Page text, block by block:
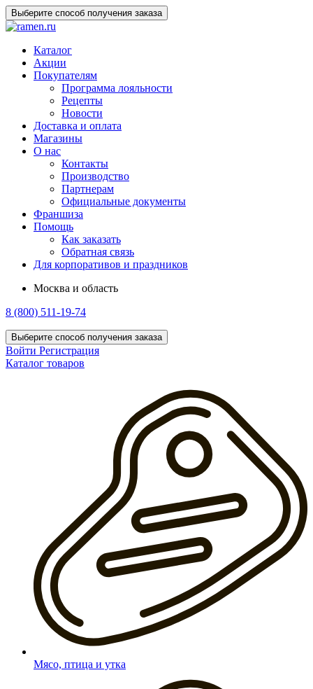
Выберите способ получения заказа
Каталог
Акции
Покупателям
Программа лояльности
Рецепты
Новости
Доставка и оплата
Магазины
О нас
Контакты
Производство
Партнерам
Официальные документы
Франшиза
Помощь
Как заказать
Обратная связь
Для корпоративов и праздников
Москва и область
8 (800) 511-19-74
Выберите способ получения заказа
Войти Регистрация
Каталог товаров
Мясо, птица и утка